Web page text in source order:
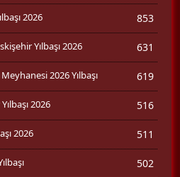
2026 853
Yılbaşı 2026 631
2026 Yılbaşı 619
2026 516
2026 511
502